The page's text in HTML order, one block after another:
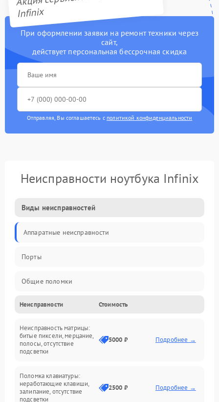
Infinix
При оформлении заявки на ремонт техники через
сайт,
действует персональная бессрочная скидка
Отправляя, Вы соглашаетесь с политикой конфиденциальности
Неисправности ноутбука Infinix
Виды неисправностей
Аппаратные неисправности
Порты
Общие поломки
Устройства
Программные ошибки
Электрические и системные сбои
Интерфейсные проблемы
Неисправности Стоимость
Неисправность матрицы:
битые пиксели, мерцание,
полосы, отсутствие
подсветки
5000 ₽ Подробнее →
Поломка клавиатуры:
неработающие клавиши,
залипание, отсутствие
подсветки
2500 ₽ Подробнее →